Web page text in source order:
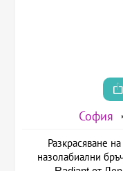
София
Разкрасяване
назолабиални